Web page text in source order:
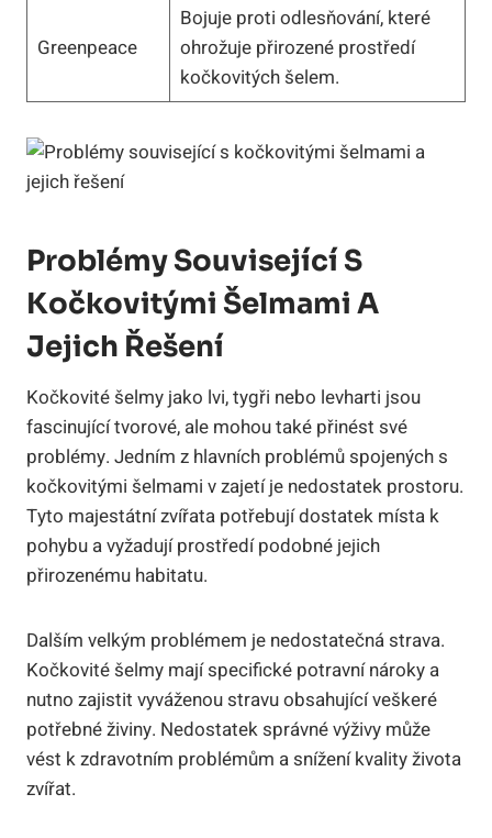
Greenpeace
Bojuje proti odlesňování, které
ohrožuje přirozené prostředí
kočkovitých šelem.
Problémy Související S
Kočkovitými Šelmami A
Jejich Řešení
Kočkovité šelmy jako lvi, tygři nebo levharti jsou
fascinující tvorové, ale mohou také přinést své
problémy. Jedním z hlavních problémů spojených s
kočkovitými šelmami v zajetí je nedostatek prostoru.
Tyto majestátní zvířata potřebují dostatek místa k
pohybu a vyžadují prostředí podobné jejich
přirozenému habitatu.
Dalším velkým problémem je nedostatečná strava.
Kočkovité šelmy mají specifické potravní nároky a
nutno zajistit vyváženou stravu obsahující veškeré
potřebné živiny. Nedostatek správné výživy může
vést k zdravotním problémům a snížení kvality života
zvířat.